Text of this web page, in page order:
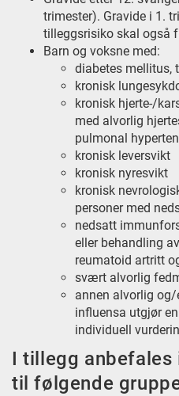
trimester). Gravide i 1.
tilleggsrisiko skal også
Barn og voksne med:
diabetes mellitus,
kronisk
kronisk hjerte-/
med alvorlig
pulmonal
kronisk leversvikt
kronisk nyresvikt
kronisk
personer med
nedsatt
eller behandling
reumatoid artritt
svært alvorlig
annen alvorlig
influensa utgjør
individuell
I tillegg anbefales
til følgende